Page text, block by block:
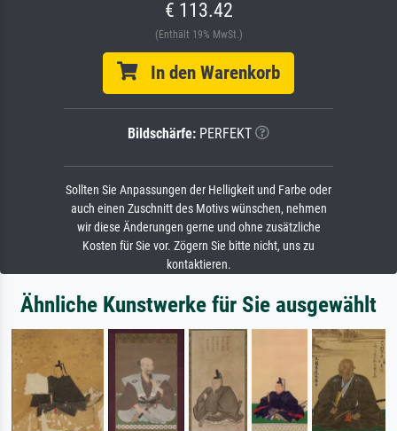
€ 113.42
(Enthält 19% MwSt.)
In den Warenkorb
Bildschärfe: PERFEKT
Sollten Sie Anpassungen der Helligkeit und Farbe oder
auch einen Zuschnitt des Motivs wünschen, nehmen
wir diese Änderungen gerne und ohne zusätzliche
Kosten für Sie vor. Zögern Sie bitte nicht, uns zu
kontaktieren.
Ähnliche Kunstwerke für Sie ausgewählt